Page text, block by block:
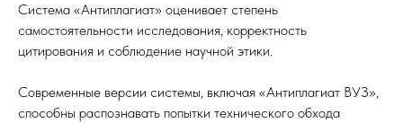
Система «Антиплагиат» оценивает степень
самостоятельности исследования, корректность
цитирования и соблюдение научной этики.
Современные версии системы, включая «Антиплагиат ВУЗ»,
способны распознавать попытки технического обхода